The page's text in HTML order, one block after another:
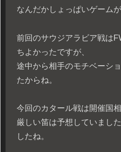
なんだかしょっぱいゲーム
前回のサウジアラビア戦は
ちよかったですが、
途中から相手のモチベーシ
たからね。
今回のカタール戦は開催国
厳しい笛は予想していまし
したね。